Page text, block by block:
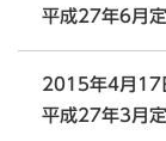
平成27年6月
2015年4月17
平成27年3月